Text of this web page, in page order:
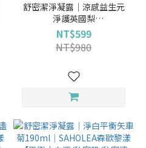
舒密潔淨凝露│涼感益生元
淨護英國梨
190ml│SAHOLEA森歐黎漾
【平衡小白瓶/私密肌/私密清
潔】
NT$599
NT$980